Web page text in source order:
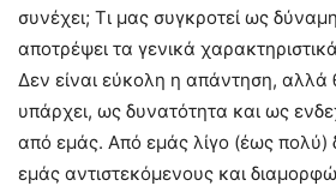
συνέχει; Τι μας συγκροτεί ως
αποτρέψει τα γενικά
Δεν είναι εύκολη η απάντηση, αλλά
υπάρχει, ως δυνατότητα και ως
από εμάς. Από εμάς λίγο (έως πολύ)
εμάς αντιστεκόμενους και